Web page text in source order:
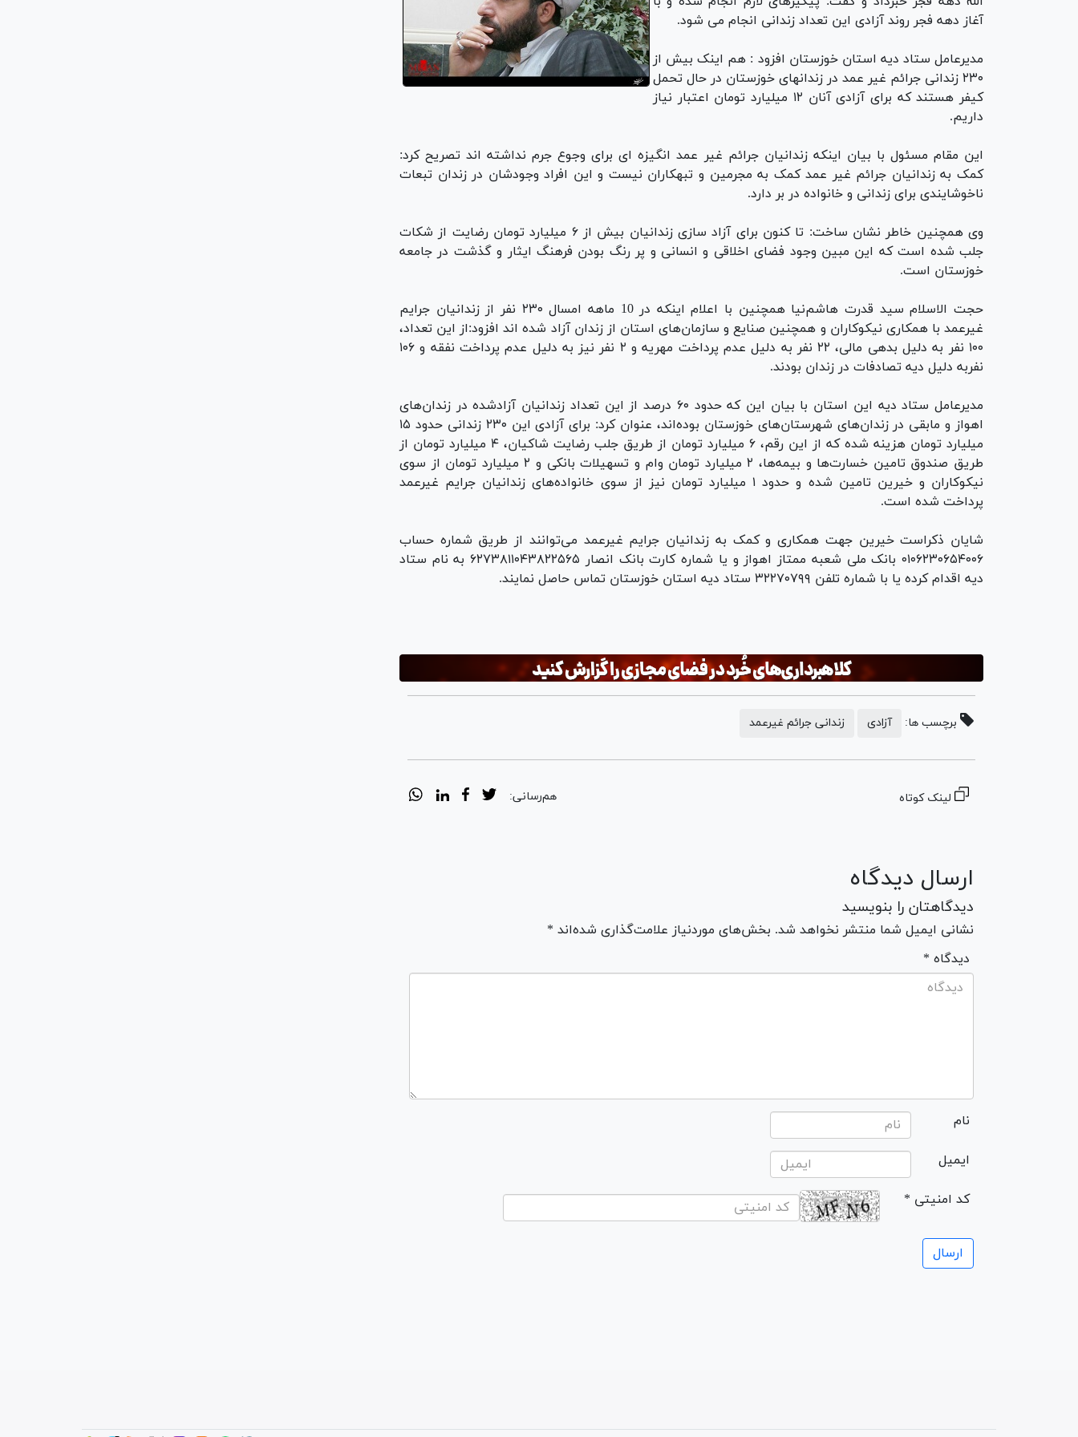
آغاز دهه فجر روند آزادی این تعداد زندانی انجام می شود.
مدیرعامل ستاد دیه استان خوزستان افزود : هم اینک بیش از
۲۳۰ زندانی جرائم غیر عمد در زندانهای خوزستان در حال تحمل
کیفر هستند که برای آزادی آنان ۱۲ میلیارد تومان اعتبار نیاز
داریم.
این مقام مسئول با بیان اینکه زندانیان جرائم غیر عمد انگیزه ای برای وجوع جرم نداشته اند تصریح کرد:
کمک به زندانیان جرائم غیر عمد کمک به مجرمین و تبهکاران نیست و این افراد وجودشان در زندان تبعات
ناخوشایندی برای زندانی و خانواده در بر دارد.
وی همچنین خاطر نشان ساخت: تا کنون برای آزاد سازی زندانیان بیش از ۶ میلیارد تومان رضایت از شکات
جلب شده است که این مبین وجود فضای اخلاقی و انسانی و پر رنگ بودن فرهنگ ایثار و گذشت در جامعه
خوزستان است.
حجت الاسلام سید قدرت هاشم‌نیا همچنین با اعلام اینکه در 10 ماهه امسال ۲۳۰ نفر از زندانیان جرایم
غیرعمد با همکاری نیکوکاران و همچنین صنایع و سازمان‌های استان از زندان آزاد شده اند افزود:از این تعداد،
۱۰۰ نفر به دلیل بدهی مالی، ۲۲ نفر به دلیل عدم پرداخت مهریه و ۲ نفر نیز به دلیل عدم پرداخت نفقه و ۱۰۶
نفربه دلیل دیه تصادفات در زندان بودند.
مدیرعامل ستاد دیه این استان با بیان این که حدود ۶۰ درصد از این تعداد زندانیان آزادشده در زندان‌های
اهواز و مابقی در زندان‌های شهرستان‌های خوزستان بوده‌اند، عنوان کرد: برای آزادی این ۲۳۰ زندانی حدود ۱۵
میلیارد تومان هزینه شده که از این رقم، ۶ میلیارد تومان از طریق جلب رضایت شاکیان، ۴ میلیارد تومان از
طریق صندوق تامین خسارت‌ها و بیمه‌ها، ۲ میلیارد تومان وام و تسهیلات بانکی و ۲ میلیارد تومان از سوی
نیکوکاران و خیرین تامین شده و حدود ۱ میلیارد تومان نیز از سوی خانواده‌های زندانیان جرایم غیرعمد
پرداخت شده است.
شایان ذکراست خیرین جهت همکاری و کمک به زندانیان جرایم غیرعمد می‌توانند از طریق شماره حساب
۰۱۰۶۲۳۰۶۵۴۰۰۶ بانک ملی شعبه ممتاز اهواز و یا شماره کارت بانک انصار ۶۲۷۳۸۱۱۰۴۳۸۲۲۵۶۵ به نام ستاد
دیه اقدام کرده یا با شماره تلفن ۳۲۲۷۰۷۹۹ ستاد دیه استان خوزستان تماس حاصل نمایند.
برچسب ها: آزادی زندانی جرائم غیرعمد
لینک کوتاه هم‌رسانی:
ارسال دیدگاه
دیدگاهتان را بنویسید
نشانی ایمیل شما منتشر نخواهد شد. بخش‌های موردنیاز علامت‌گذاری شده‌اند *
* دیدگاه
نام
ایمیل
* کد امنیتی